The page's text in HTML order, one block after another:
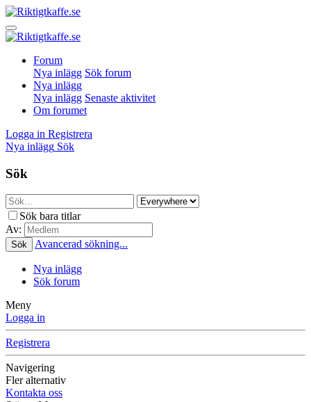
Forum
Nya inlägg Sök forum
Nya inlägg
Nya inlägg Senaste aktivitet
Om forumet
Logga in Registrera
Nya inlägg Sök
Sök
Sök bara titlar
Av:
Sök Avancerad sökning...
Nya inlägg
Sök forum
Meny
Logga in
Registrera
Navigering
Fler alternativ
Kontakta oss